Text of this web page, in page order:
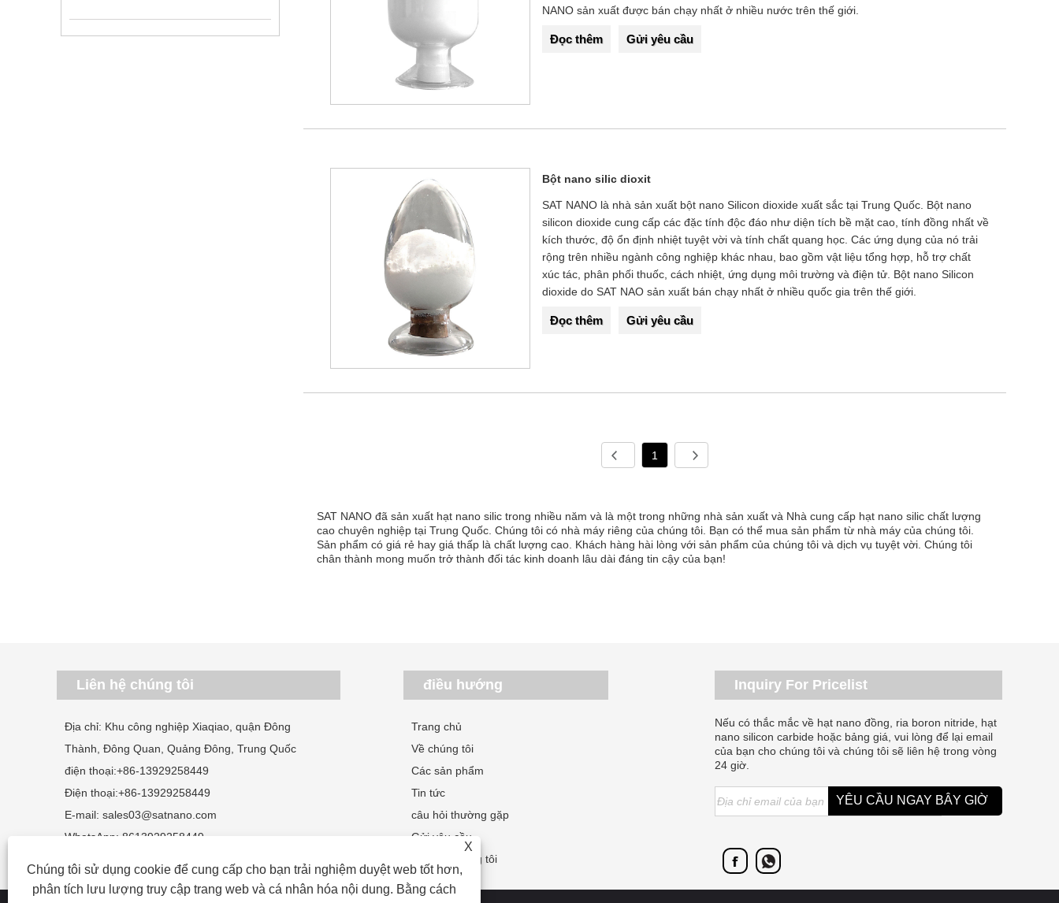
NANO sản xuất được bán chạy nhất ở nhiều nước trên thế giới.
Đọc thêm Gửi yêu cầu
Bột nano silic dioxit
SAT NANO là nhà sản xuất bột nano Silicon dioxide xuất sắc tại Trung Quốc. Bột nano
silicon dioxide cung cấp các đặc tính độc đáo như diện tích bề mặt cao, tính đồng nhất về
kích thước, độ ổn định nhiệt tuyệt vời và tính chất quang học. Các ứng dụng của nó trải
rộng trên nhiều ngành công nghiệp khác nhau, bao gồm vật liệu tổng hợp, hỗ trợ chất
xúc tác, phân phối thuốc, cách nhiệt, ứng dụng môi trường và điện tử. Bột nano Silicon
dioxide do SAT NAO sản xuất bán chạy nhất ở nhiều quốc gia trên thế giới.
Đọc thêm Gửi yêu cầu
1
SAT NANO đã sản xuất hạt nano silic trong nhiều năm và là một trong những nhà sản xuất và Nhà cung cấp hạt nano silic chất lượng
cao chuyên nghiệp tại Trung Quốc. Chúng tôi có nhà máy riêng của chúng tôi. Bạn có thể mua sản phẩm từ nhà máy của chúng tôi.
Sản phẩm có giá rẻ hay giá thấp là chất lượng cao. Khách hàng hài lòng với sản phẩm của chúng tôi và dịch vụ tuyệt vời. Chúng tôi
chân thành mong muốn trở thành đối tác kinh doanh lâu dài đáng tin cậy của bạn!
Liên hệ chúng tôi
Địa chỉ: Khu công nghiệp Xiaqiao, quận Đông
Thành, Đông Quan, Quảng Đông, Trung Quốc
điện thoại:+86-13929258449
Điện thoại:+86-13929258449
E-mail: sales03@satnano.com
WhatsApp: 8613929258449
điều hướng
Trang chủ
Về chúng tôi
Các sản phẩm
Tin tức
câu hỏi thường gặp
Gửi yêu cầu
Liên hệ chúng tôi
Inquiry For Pricelist
Nếu có thắc mắc về hạt nano đồng, ria boron nitride, hạt
nano silicon carbide hoặc bảng giá, vui lòng để lại email
của bạn cho chúng tôi và chúng tôi sẽ liên hệ trong vòng
24 giờ.
X
Chúng tôi sử dụng cookie để cung cấp cho bạn trải nghiệm duyệt web tốt hơn,
phân tích lưu lượng truy cập trang web và cá nhân hóa nội dung. Bằng cách